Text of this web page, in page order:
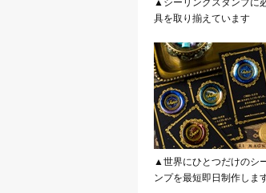
▲シーリングスタンプに
具を取り揃えています
▲世界にひとつだけのシ
ンプを最短即日制作しま